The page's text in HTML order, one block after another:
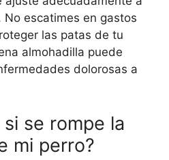
escatimes en gastos
las patas de tu
almohadilla puede
dolorosas a
se rompe la
mi perro?